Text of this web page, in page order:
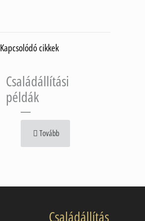
Kapcsolódó cikkek
Családállítási
példák
Tovább
Családállítás